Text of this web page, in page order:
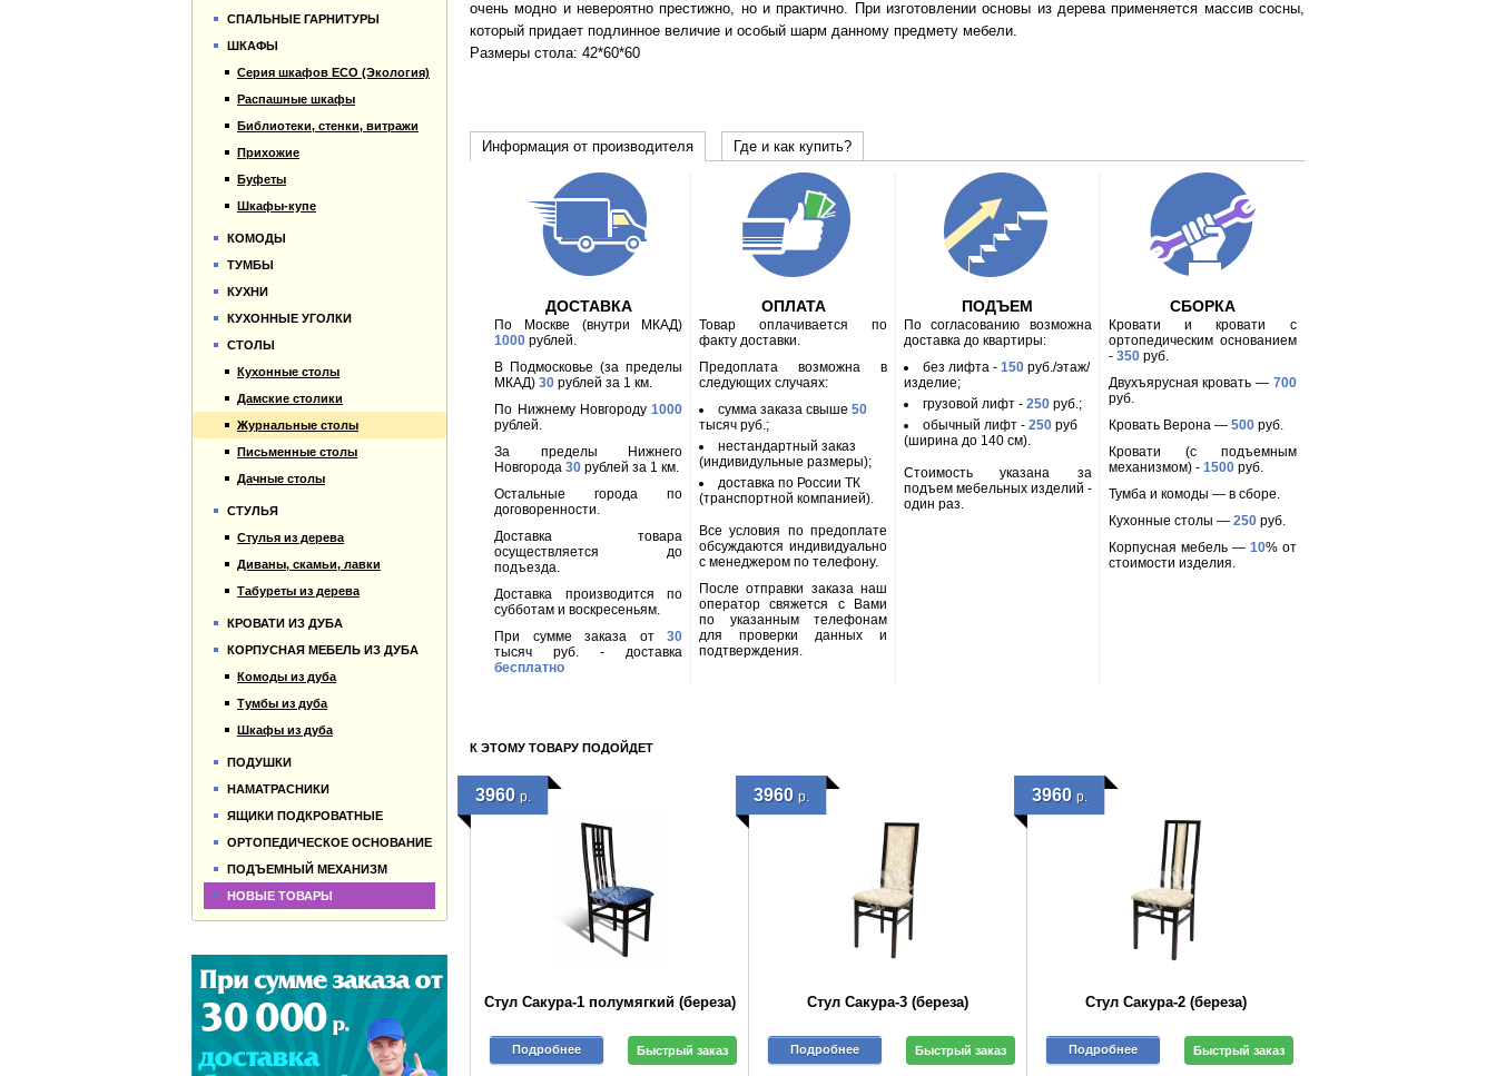
очень модно и невероятно престижно, но и практично. При изготовлении основы из дерева применяется массив сосны,
который придает подлинное величие и особый шарм данному предмету мебели.
Размеры стола: 42*60*60
Информация от производителя Где и как купить?
ДОСТАВКА
По Москве (внутри МКАД)
1000 рублей.
В Подмосковье (за пределы
МКАД)30 рублей за 1 км.
По Нижнему Новгороду1000
рублей.
За пределы Нижнего
Новгорода30 рублей за 1 км.
Остальные города по
договоренности.
Доставка товара
осуществляется до
подъезда.
Доставка производится по
субботам и воскресеньям.
При сумме заказа от30
тысяч руб. - доставка
бесплатно
ОПЛАТА
Товар оплачивается по
факту доставки.
Предоплата возможна в
следующих случаях:
сумма заказа свыше50
тысяч руб.;
нестандартный заказ
(индивидульные размеры);
доставка по России ТК
(транспортной компанией).
Все условия по предоплате
обсуждаются индивидуально
с менеджером по телефону.
После отправки заказа наш
оператор свяжется с Вами
по указанным телефонам
для проверки данных и
подтверждения.
ПОДЪЕМ
По согласованию возможна
доставка до квартиры:
без лифта - 150руб./этаж/
изделие;
грузовой лифт - 250руб.;
обычный лифт - 250руб
(ширина до 140 см).
Стоимость указана за
подъем мебельных изделий -
один раз.
СБОРКА
Кровати и кровати с
ортопедическим основанием
- 350руб.
Двухъярусная кровать — 700
руб.
Кровать Верона — 500руб.
Кровати (с подъемным
механизмом) - 1500руб.
Тумба и комоды — в сборе.
Кухонные столы — 250руб.
Корпусная мебель — 10% от
стоимости изделия.
К ЭТОМУ ТОВАРУ ПОДОЙДЕТ
3960 р.
Стул Сакура-1 полумягкий (береза)
Быстрый заказ
Подробнее
3960 р.
Стул Сакура-3 (береза)
Быстрый заказ
Подробнее
3960 р.
Стул Сакура-2 (береза)
Быстрый заказ
Подробнее
СПАЛЬНЫЕ ГАРНИТУРЫ
ШКАФЫ
Серия шкафов ECO (Экология)
Распашные шкафы
Библиотеки, стенки, витражи
Прихожие
Буфеты
Шкафы-купе
КОМОДЫ
ТУМБЫ
КУХНИ
КУХОННЫЕ УГОЛКИ
СТОЛЫ
Кухонные столы
Дамские столики
Журнальные столы
Письменные столы
Дачные столы
СТУЛЬЯ
Стулья из дерева
Диваны, скамьи, лавки
Табуреты из дерева
КРОВАТИ ИЗ ДУБА
КОРПУСНАЯ МЕБЕЛЬ ИЗ ДУБА
Комоды из дуба
Тумбы из дуба
Шкафы из дуба
ПОДУШКИ
НАМАТРАСНИКИ
ЯЩИКИ ПОДКРОВАТНЫЕ
ОРТОПЕДИЧЕСКОЕ ОСНОВАНИЕ
ПОДЪЕМНЫЙ МЕХАНИЗМ
НОВЫЕ ТОВАРЫ